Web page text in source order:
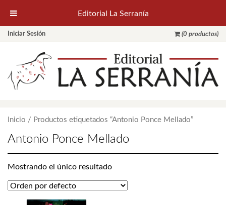
Iniciar Sesión (0 productos)
Inicio / Productos etiquetados “Antonio Ponce Mellado”
Antonio Ponce Mellado
Mostrando el único resultado
Editorial La Serranía